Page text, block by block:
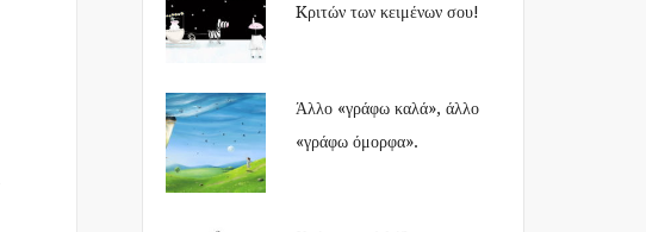
Kριτών των κειμένων σου!
Άλλο «γράφω καλά», άλλο
«γράφω όμορφα».